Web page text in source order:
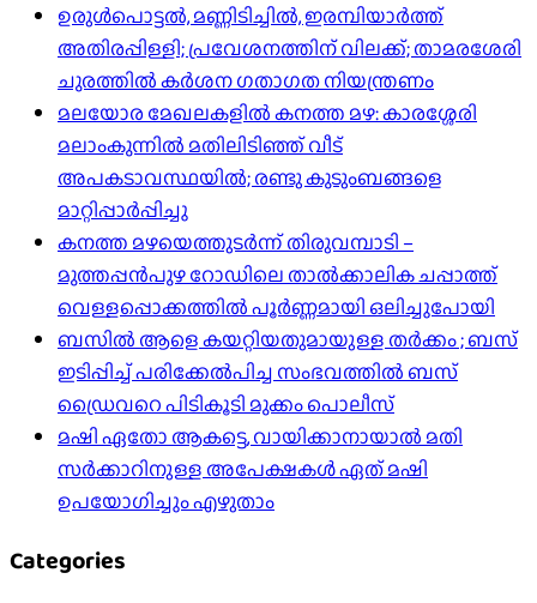
ഉരുൾപൊട്ടൽ, മണ്ണിടിച്ചിൽ, ഇരമ്പിയാര്‍ത്ത്
അതിരപ്പിള്ളി; പ്രവേശനത്തിന് വിലക്ക്; താമരശേരി
ചുരത്തില്‍ കര്‍ശന ഗതാഗത നിയന്ത്രണം
മലയോര മേഖലകളിൽ കനത്ത മഴ: കാരശ്ശേരി
മലാംകുന്നിൽ മതിലിടിഞ്ഞ് വീട്
അപകടാവസ്ഥയിൽ; രണ്ടു കുടുംബങ്ങളെ
മാറ്റിപ്പാർപ്പിച്ചു
കനത്ത മഴയെത്തുടർന്ന് തിരുവമ്പാടി –
മുത്തപ്പൻപുഴ റോഡിലെ താൽക്കാലിക ചപ്പാത്ത്
വെള്ളപ്പൊക്കത്തിൽ പൂർണ്ണമായി ഒലിച്ചുപോയി
ബസിൽ ആളെ കയറ്റിയതുമായുള്ള തർക്കം ; ബസ്
ഇടിപ്പിച്ച് പരിക്കേൽപിച്ച സംഭവത്തിൽ ബസ്
ഡ്രൈവറെ പിടികൂടി മുക്കം പൊലീസ്
മഷി ഏതോ ആകട്ടെ, വായിക്കാനായാൽ മതി​
സർക്കാറിനുള്ള അപേക്ഷകൾ ഏത് മഷി
ഉപയോഗിച്ചും എഴുതാം
Categories